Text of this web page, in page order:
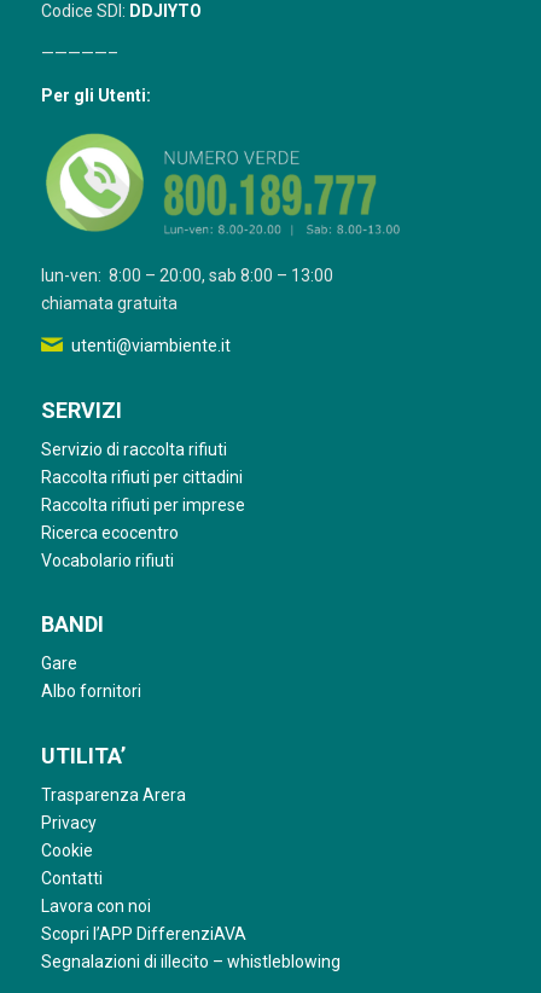
Codice SDI: DDJIYTO
—————–
Per gli Utenti:
lun-ven: 8:00 – 20:00, sab 8:00 – 13:00
chiamata gratuita
utenti@viambiente.it
SERVIZI
Servizio di raccolta rifiuti
Raccolta rifiuti per cittadini
Raccolta rifiuti per imprese
Ricerca ecocentro
Vocabolario rifiuti
BANDI
Gare
Albo fornitori
UTILITA’
Trasparenza Arera
Privacy
Cookie
Contatti
Lavora con noi
Scopri l’APP DifferenziAVA
Segnalazioni di illecito – whistleblowing